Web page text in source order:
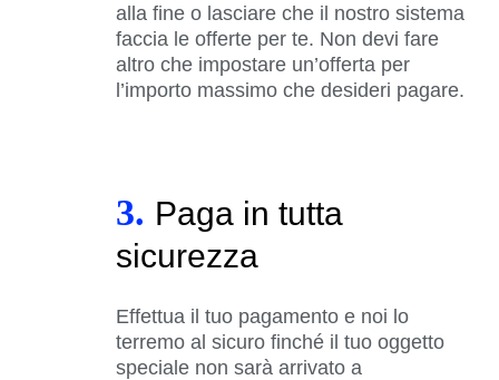
alla fine o lasciare che il nostro sistema
faccia le offerte per te. Non devi fare
altro che impostare un’offerta per
l’importo massimo che desideri pagare.
3. Paga in tutta
sicurezza
Effettua il tuo pagamento e noi lo
terremo al sicuro finché il tuo oggetto
speciale non sarà arrivato a